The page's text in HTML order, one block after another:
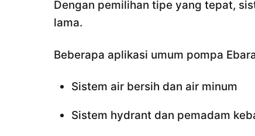
Dengan pemilihan tipe yang tepat,
lama.
Beberapa aplikasi umum pompa
Sistem air bersih dan air minum
Sistem hydrant dan pemadam